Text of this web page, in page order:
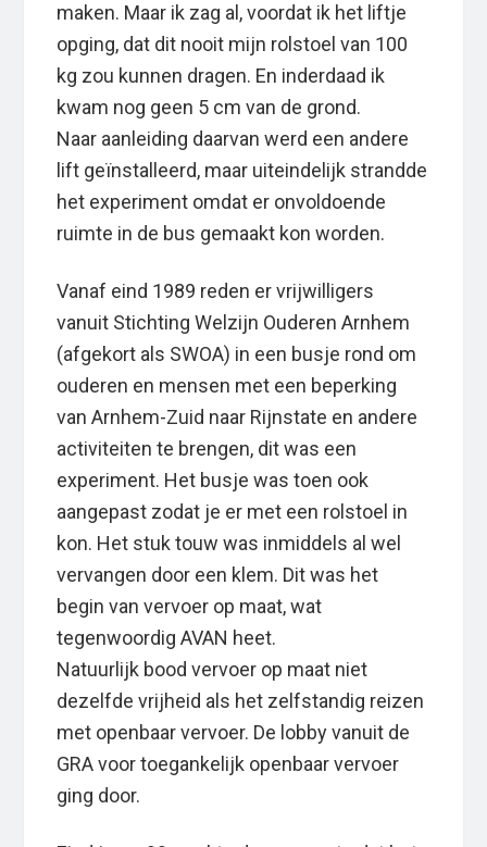
maken. Maar ik zag al, voordat ik het liftje
opging, dat dit nooit mijn rolstoel van 100
kg zou kunnen dragen. En inderdaad ik
kwam nog geen 5 cm van de grond.
Naar aanleiding daarvan werd een andere
lift geïnstalleerd, maar uiteindelijk strandde
het experiment omdat er onvoldoende
ruimte in de bus gemaakt kon worden.
Vanaf eind 1989 reden er vrijwilligers
vanuit Stichting Welzijn Ouderen Arnhem
(afgekort als SWOA) in een busje rond om
ouderen en mensen met een beperking
van Arnhem-Zuid naar Rijnstate en andere
activiteiten te brengen, dit was een
experiment. Het busje was toen ook
aangepast zodat je er met een rolstoel in
kon. Het stuk touw was inmiddels al wel
vervangen door een klem. Dit was het
begin van vervoer op maat, wat
tegenwoordig AVAN heet.
Natuurlijk bood vervoer op maat niet
dezelfde vrijheid als het zelfstandig reizen
met openbaar vervoer. De lobby vanuit de
GRA voor toegankelijk openbaar vervoer
ging door.